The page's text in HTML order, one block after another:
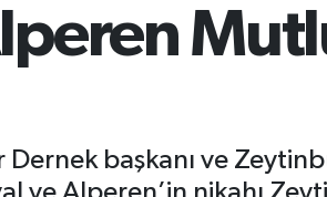
Dernek başkanı ve